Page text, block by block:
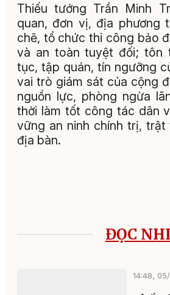
Thiếu tướng Trần Minh
quan, đơn vị, địa phương
chẽ, tổ chức thi công bảo
và an toàn tuyệt đối; tôn
tục, tập quán, tín ngưỡng
vai trò giám sát của cộng
nguồn lực, phòng ngừa
thời làm tốt công tác dân
vững an ninh chính trị,
địa bàn.
ĐỌC
14:48,